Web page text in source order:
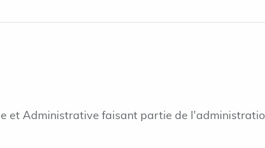
et Administrative faisant partie de